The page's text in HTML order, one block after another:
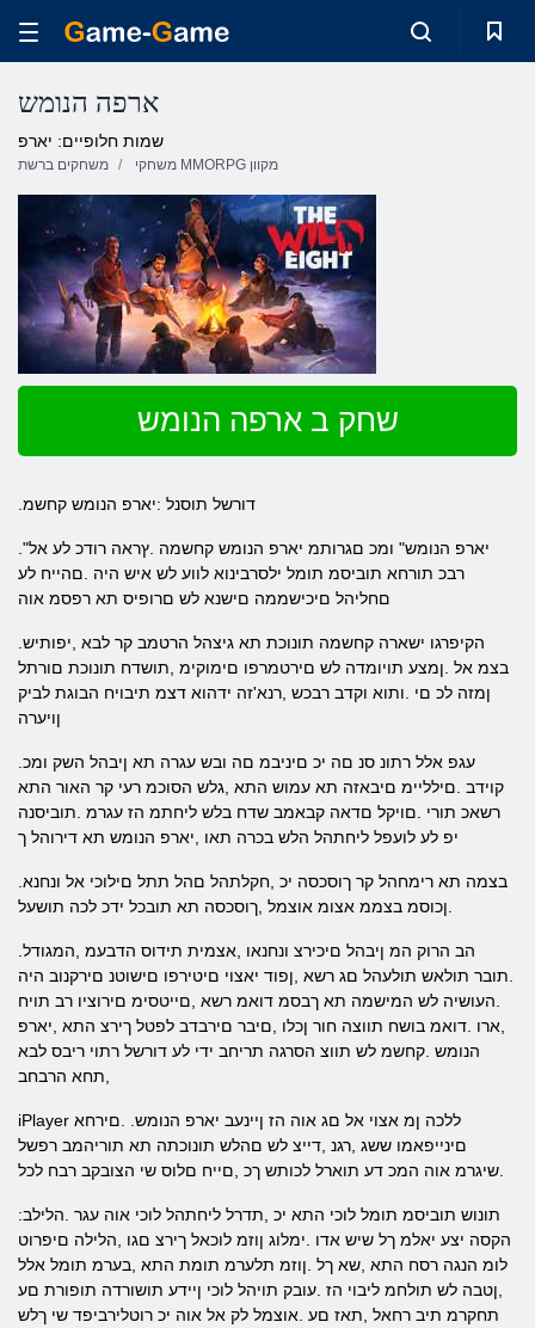
ארפה הנומש
שמות חלופיים: יארפ
משחקים ברשת משחקי MMORPG מקוון
שחק ב ארפה הנומש
.דורשל תוסנל :יארפ הנומש קחשמ
."יארפ הנומש" ומכ םגרותמ יארפ הנומש קחשמה .ץראה רודכ לע אל
רבכ תורחא תוביסמ תומל ילסרבינוא לווע לש איש היה .םהייח לע
םחליהל םיכישממה םישנא לש םרופיס תא רפסמ אוה
בצמ אל .ןמצע תויומדה לש םירטמרפו םימוקימ ,תושדח תונוכת םורתל
ןמזה לכ םי .ותוא וקדב רבכש ,רנא'זה ידהוא דצמ תיבויח הבוגת לביק
ןויערה
קוידב .םילליימ םיבאזה תא עמוש התא ,גלש הסוכמ רעי קר האור התא
רשאכ תורי .םויקל םדאה קבאמב שדח בלש ליחתמ הז עגרמ .תוביסנה
יפ לע לועפל ליחתהל הלש בכרה תאו ,יארפ הנומש תא דירוהל ך
.ןכוסמ בצממ אצומ אוצמל ,ךוסכסה תא תובכל ידכ לכה תושעל
.תובר תולאש תולעהל םג רשא ,ןפוד יאצוי םיטירפו םישוטנ םירקנוב היה
.העושיה לש המישמה תא ךבסמ דואמ רשא ,םייטסימ םירוציו רב תויח
,ארו .דואמ בושח תווצה חור ןכלו ,םיבר םירבדב לפטל ךירצ התא ,יארפ
הנומש .קחשמ לש תווצ הסרגה תריחב ידי לע דורשל רתוי ריבס לבא
,תחא הרבחב
iPlayer ללכה ןמ אצוי אל םג אוה הז ןיינעב יארפ הנומש. .םירחא
םינייפאמו ששג ,רגנ ,דייצ לש םהלש תונוכתה תא תוריהמב רפשל
.שיגרמ אוה המכ דע תוארל לכותש ךכ ,םייח םלוס שי הצובקב רבח לכל
:תונוש תוביסמ תומל לוכי התא יכ ,תדרל ליחתהל לוכי אוה עגר .הלילב
הקסה יצע יאלמ ךל שיש אדו .ימלוג ןוזמ לוכאל ךירצ םגו ,הלילה םיפרוט
לומ הנגה רסח התא ,שא ךל .ןוזמ תלערמ תומת התא ,בערמ תומל אלל
,ןטבה לש תולחמ ליבוי הז .עובק תויהל לוכי ןיידע תושורדה תופורת םע
תחקרמ תיב רחאל ,תאז םע .אוצמל לק אל אוה יכ רוטלירביפד שי ךלש